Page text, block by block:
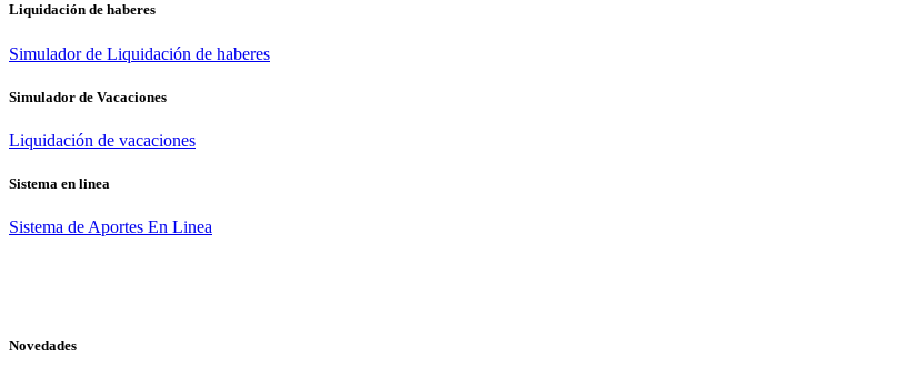
Liquidación de haberes
Simulador de Liquidación de haberes
Simulador de Vacaciones
Liquidación de vacaciones
Sistema en linea
Sistema de Aportes En Linea
Novedades